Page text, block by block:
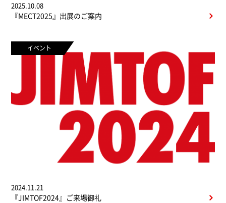
2025.10.08
『MECT2025』出展のご案内
イベント
2024.11.21
『JIMTOF2024』ご来場御礼